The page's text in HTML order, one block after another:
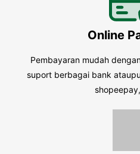
Online
Pembayaran mudah
suport berbagai bank